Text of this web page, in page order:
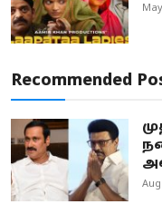
Recommended